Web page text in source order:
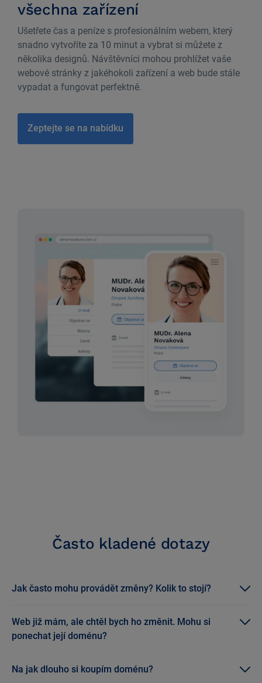
všechna zařízení
Ušetřete čas a peníze s profesionálním webem, který
snadno vytvoříte za 10 minut a vybrat si můźete z
několika designů. Návštěvníci mohou prohlížet vaše
webové stránky z jakéhokoli zařízení a web bude stále
vypadat a fungovat perfektně.
Zeptejte se na nabídku
Často kladené dotazy
Jak často mohu provádět změny? Kolik to stojí?
webu můžete kdykoli změnit. Úprava dat je velmi
jednoduchá a nevyžaduje žádné odborné znalosti. Stačí
Web již mám, ale chtěl bych ho změnit. Mohu si
ponechat její doménu?
měnit doménu – nový web se jednoduše objeví na místě
Na jak dlouho si koupím doménu?